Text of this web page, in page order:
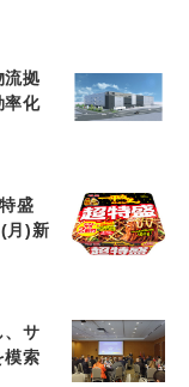
流拠
率化
盛
月)新
、サ
模索